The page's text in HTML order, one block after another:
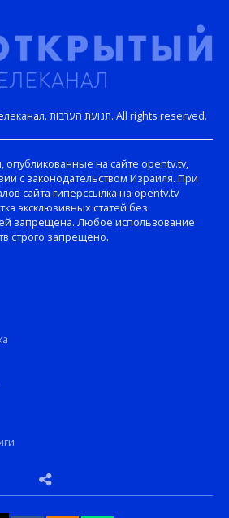
Copyright © Открытый телеканал. תנועת הערבות. All rights reserved.
опубликованные на сайте opentv.tv,
с законодательством Израиля. При
сайта гиперссылка на opentv.tv
эксклюзивных статей без
запрещена. Любое использование
строго запрещено.